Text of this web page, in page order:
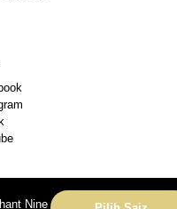
Nine Sdn Bhd (No.